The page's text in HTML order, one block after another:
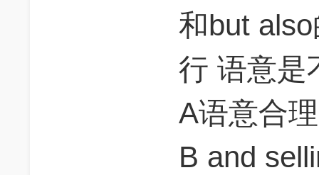
和but
行 语意是
A语意合
B and